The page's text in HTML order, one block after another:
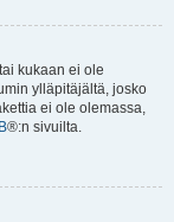
kukaan ei ole
ylläpitäjältä, josko
ei ole olemassa,
®:n sivuilta.